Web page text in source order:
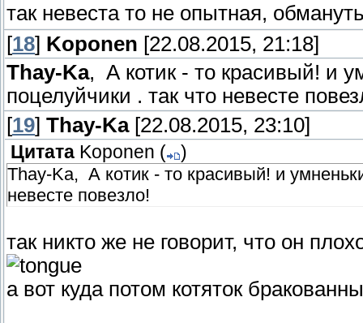
так невеста то не опытная,
[18] Koponen [22.08.2015, 21:18]
Thay-Ka, А котик - то красивый! и
поцелуйчики . так что невесте
[19] Thay-Ka[22.08.2015, 23:10]
Цитата Koponen (
)
Thay-Ka, А котик - то красивый! и
невесте повезло!
так никто же не говорит, что он
а вот куда потом котяток